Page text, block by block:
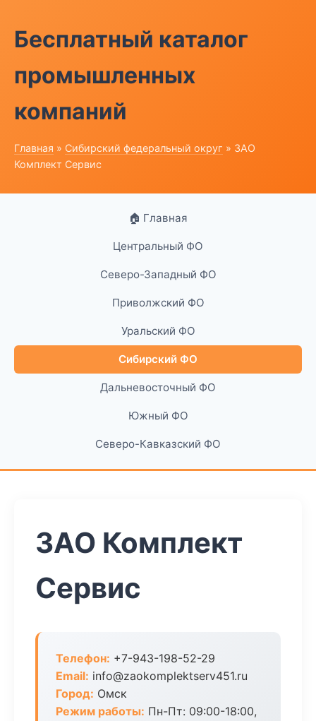
Бесплатный каталог
промышленных
компаний
Главная » Сибирский федеральный округ » ЗАО
Комплект Сервис
🏠 Главная
Центральный ФО
Северо-Западный ФО
Приволжский ФО
Уральский ФО
Сибирский ФО
Дальневосточный ФО
Южный ФО
Северо-Кавказский ФО
ЗАО Комплект
Сервис
Телефон: +7-943-198-52-29
Email: info@zaokomplektserv451.ru
Город: Омск
Режим работы: Пн-Пт: 09:00-18:00,